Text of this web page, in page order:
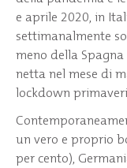
e aprile 2020, in
settimanalmente
meno della
netta nel mese di
lockdown
un vero e proprio
per cento),